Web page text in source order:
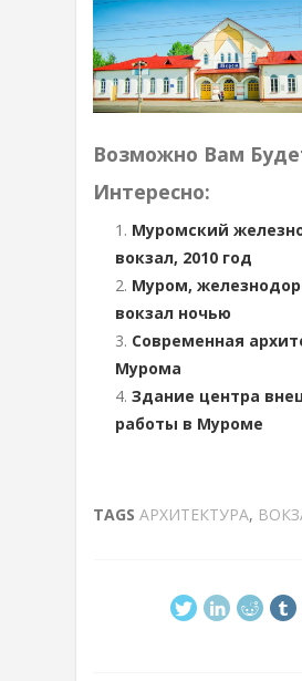
Возможно Вам
Интересно:
Муромский
вокзал, 2010 год
Муром,
вокзал ночью
Современная
Мурома
Здание центра
работы в Муроме
TAGS АРХИТЕКТУРА,